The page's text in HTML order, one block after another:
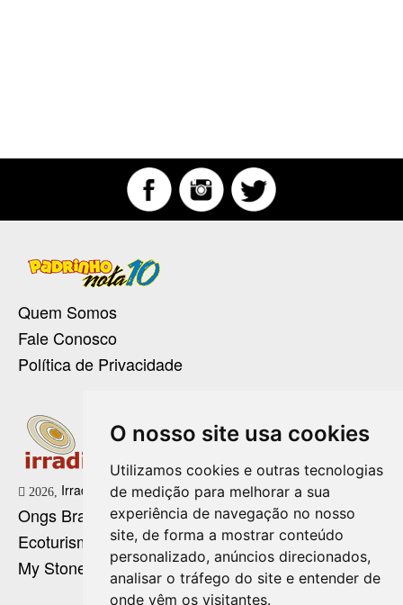
O nosso site usa cookies
Utilizamos cookies e outras tecnologias
de medição para melhorar a sua
experiência de navegação no nosso
site, de forma a mostrar conteúdo
personalizado, anúncios direcionados,
analisar o tráfego do site e entender de
onde vêm os visitantes.
Quem Somos
Fale Conosco
Política de Privacidade
2026, Irradie Marketing Digital
Ongs Brasil
Ecoturismo no Brasil
My Stone Cristaloterapia